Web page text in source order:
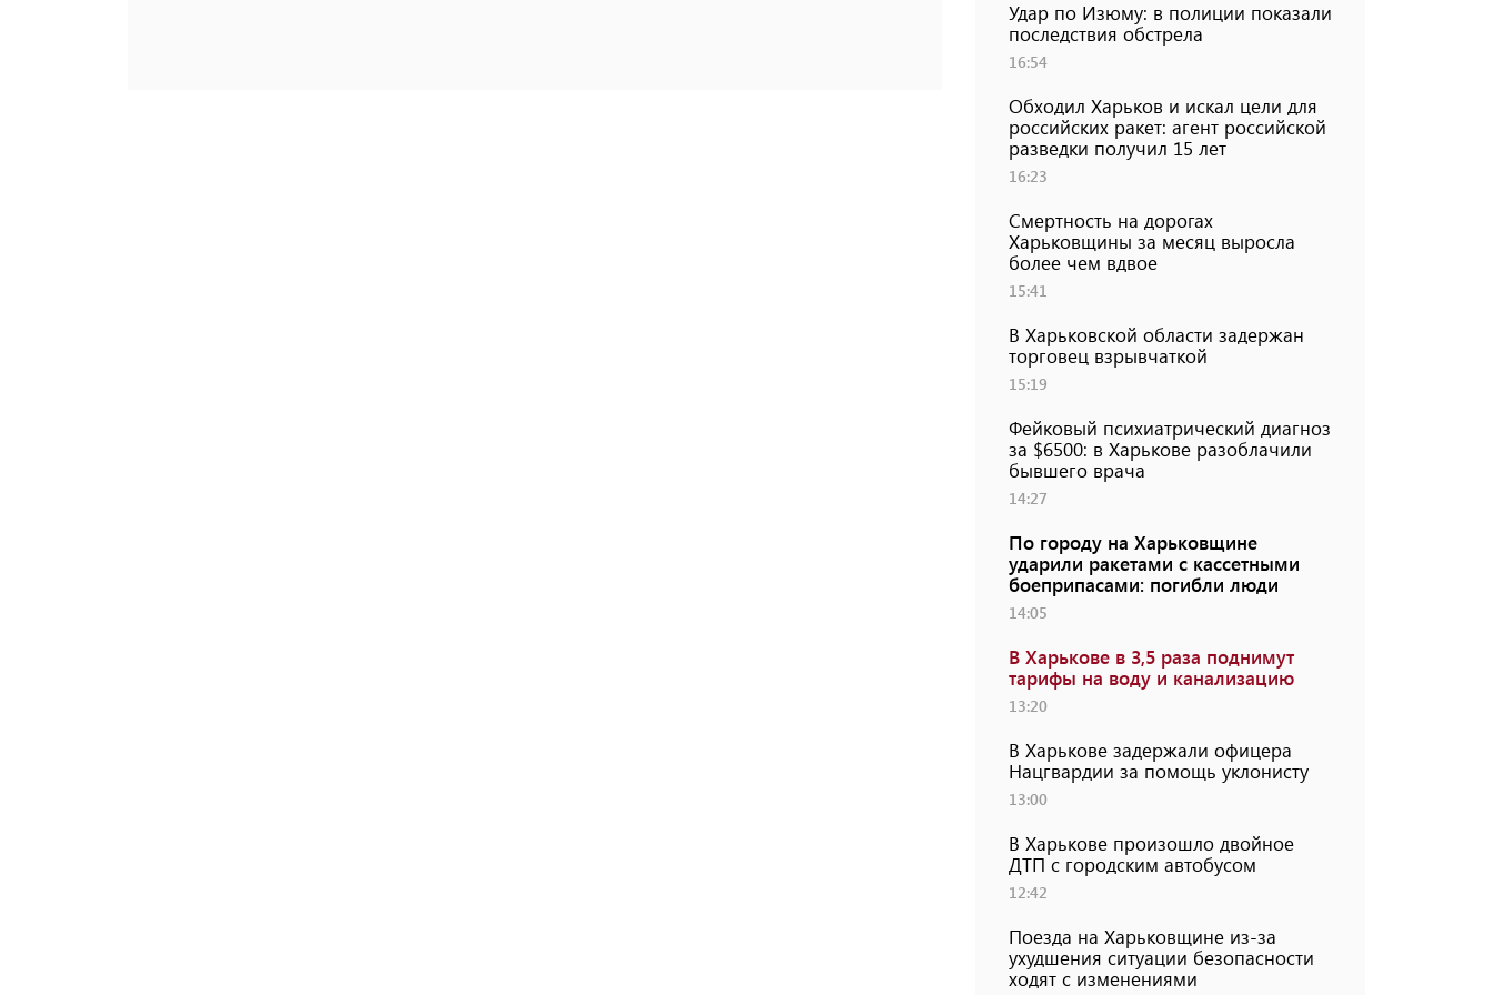
Удар по Изюму: в полиции показали
последствия обстрела
16:54
Обходил Харьков и искал цели для
российских ракет: агент российской
разведки получил 15 лет
16:23
Смертность на дорогах
Харьковщины за месяц выросла
более чем вдвое
15:41
В Харьковской области задержан
торговец взрывчаткой
15:19
Фейковый психиатрический диагноз
за $6500: в Харькове разоблачили
бывшего врача
14:27
По городу на Харьковщине
ударили ракетами с кассетными
боеприпасами: погибли люди
14:05
В Харькове в 3,5 раза поднимут
тарифы на воду и канализацию
13:20
В Харькове задержали офицера
Нацгвардии за помощь уклонисту
13:00
В Харькове произошло двойное
ДТП с городским автобусом
12:42
Поезда на Харьковщине из-за
ухудшения ситуации безопасности
ходят с изменениями